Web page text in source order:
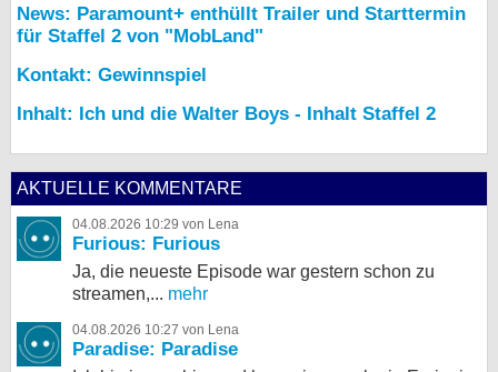
News: Paramount+ enthüllt Trailer und Starttermin
für Staffel 2 von "MobLand"
Kontakt: Gewinnspiel
Inhalt: Ich und die Walter Boys - Inhalt Staffel 2
AKTUELLE KOMMENTARE
04.08.2026 10:29 von Lena
Furious: Furious
Ja, die neueste Episode war gestern schon zu
streamen,... mehr
04.08.2026 10:27 von Lena
Paradise: Paradise